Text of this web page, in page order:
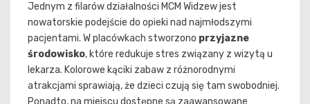
Jednym z filarów działalności MCM Widzew jest
nowatorskie podejście do opieki nad najmłodszymi
pacjentami. W placówkach stworzono przyjazne
środowisko, które redukuje stres związany z wizytą u
lekarza. Kolorowe kąciki zabaw z różnorodnymi
atrakcjami sprawiają, że dzieci czują się tam swobodniej.
Ponadto, na miejscu dostępne są zaawansowane